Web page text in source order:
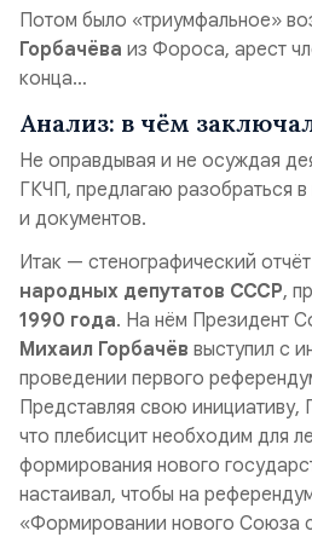
Потом было «триумфальное»
Горбачёва из Фороса, арест
конца…
Анализ: в чём
Не оправдывая и не осуждая
ГКЧП, предлагаю разобраться
и документов.
Итак — стенографический отчёт
народных депутатов СССР,
1990 года. На нём Президент
Михаил Горбачёв выступил с
проведении первого
Представляя свою инициативу,
что плебисцит необходим для
формирования нового
настаивал, чтобы на
«Формировании нового Союза